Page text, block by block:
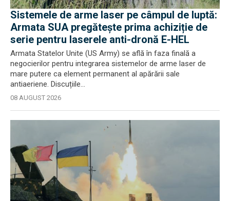
Sistemele de arme laser pe câmpul de luptă:
Armata SUA pregătește prima achiziție de
serie pentru laserele anti-dronă E-HEL
Armata Statelor Unite (US Army) se află în faza finală a
negocierilor pentru integrarea sistemelor de arme laser de
mare putere ca element permanent al apărării sale
antiaeriene. Discuțiile...
08 AUGUST 2026